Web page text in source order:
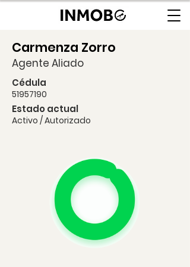
Carmenza Zorro
Agente Aliado
Cédula
51957190
Estado actual
Activo / Autorizado